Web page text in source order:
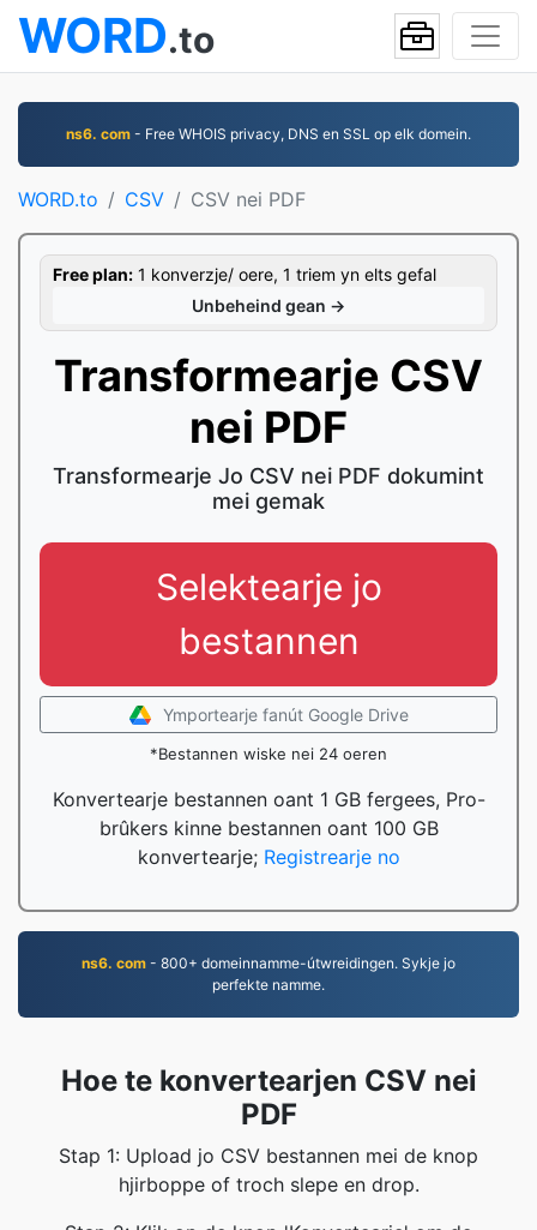
WORD.to
ns6. com - Free WHOIS privacy, DNS en SSL op elk domein.
WORD.to CSV CSV nei PDF
Free plan: 1 konverzje/ oere, 1 triem yn elts gefal
Unbeheind gean →
Transformearje CSV
nei PDF
Transformearje Jo CSV nei PDF dokumint
mei gemak
Selektearje jo
bestannen
Ymportearje fanút Google Drive
*Bestannen wiske nei 24 oeren
Konvertearje bestannen oant 1 GB fergees, Pro-
brûkers kinne bestannen oant 100 GB
konvertearje; Registrearje no
ns6. com - 800+ domeinnamme-útwreidingen. Sykje jo
perfekte namme.
Hoe te konvertearjen CSV nei
PDF
Stap 1: Upload jo CSV bestannen mei de knop
hjirboppe of troch slepe en drop.